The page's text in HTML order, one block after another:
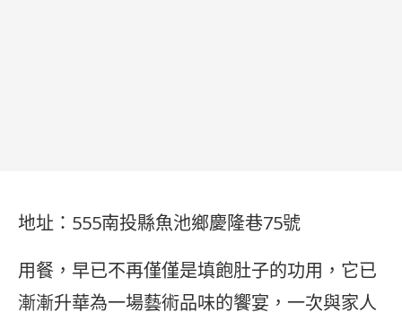
地址：555南投縣魚池鄉慶隆巷75號
用餐，早已不再僅僅是填飽肚子的功用，它已
漸漸升華為一場藝術品味的饗宴，一次與家人